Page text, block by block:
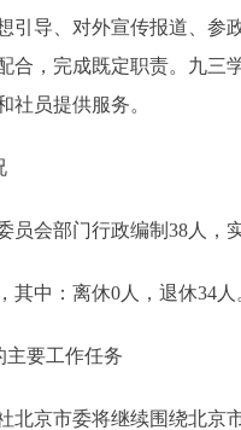
引导、对外宣传报道、参
合，完成既定职责。九三
社员提供服务。
会部门行政编制38人，
中：离休0人，退休34人
要工作任务
京市委将继续围绕北京